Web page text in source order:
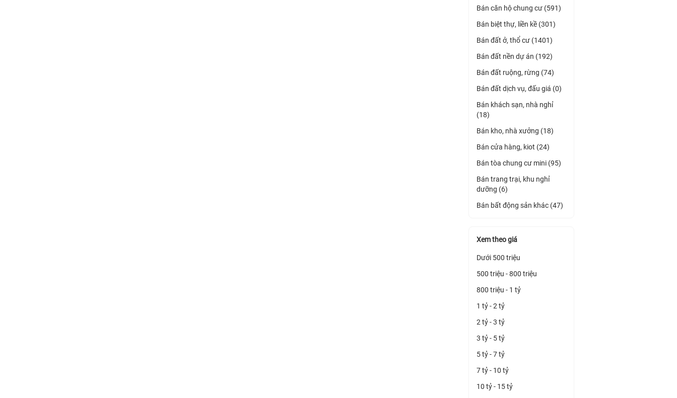
Bán căn hộ chung cư (591)
Bán biệt thự, liền kề (301)
Bán đất ở, thổ cư (1401)
Bán đất nền dự án (192)
Bán đất ruộng, rừng (74)
Bán đất dịch vụ, đấu giá (0)
Bán khách sạn, nhà nghỉ
(18)
Bán kho, nhà xưởng (18)
Bán cửa hàng, kiot (24)
Bán tòa chung cư mini (95)
Bán trang trại, khu nghỉ
dưỡng (6)
Bán bất động sản khác (47)
Xem theo giá
Dưới 500 triệu
500 triệu - 800 triệu
800 triệu - 1 tỷ
1 tỷ - 2 tỷ
2 tỷ - 3 tỷ
3 tỷ - 5 tỷ
5 tỷ - 7 tỷ
7 tỷ - 10 tỷ
10 tỷ - 15 tỷ